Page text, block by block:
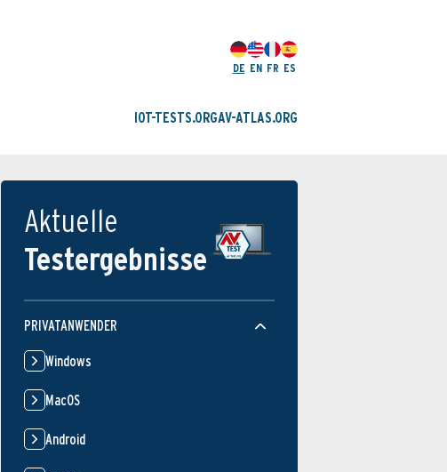
DE EN FR ES
IOT-TESTS.ORGAV-ATLAS.ORG
Aktuelle
Testergebnisse
PRIVATANWENDER
Windows
MacOS
Android